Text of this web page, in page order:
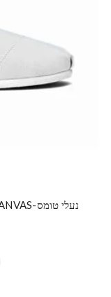
נעלי טומס-TOMS SHOES – CLASSIC WHITE CANVAS